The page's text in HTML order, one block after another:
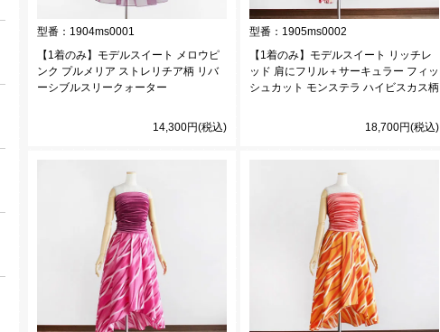
型番： 1904ms0001
【1着のみ】モデルスイート メロウピ
ンク プルメリア ストレリチア柄 リバ
ーシブルスリークォーター
14,300円(税込)
型番： 1905ms0002
【1着のみ】モデルスイート リッチレ
ッド 肩にフリル＋サーキュラー フィッ
シュカット モンステラ ハイビスカス柄
18,700円(税込)